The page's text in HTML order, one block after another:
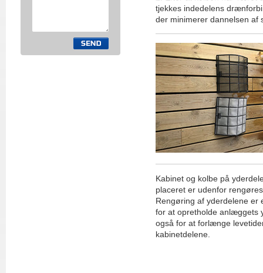
tjekkes indedelens
der minimerer dannelsen af
Kabinet og kolbe på
placeret er udenfor
Rengøring af yderdelene er
for at opretholde anlæggets
også for at forlænge
kabinetdelene.